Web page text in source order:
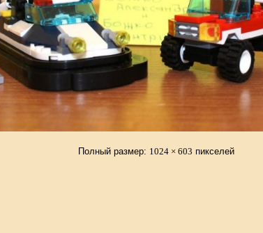
Полный размер: 1024 × 603 пикселей